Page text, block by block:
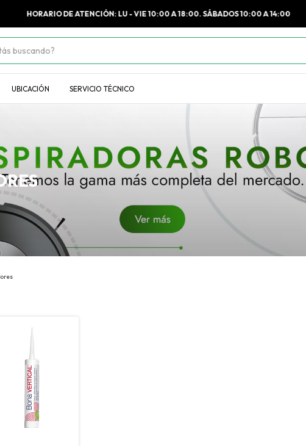
HORARIO DE ATENCIÓN: LU - VIE 10:00 A 18:00. SÁBADOS 10:00 A 14:00
UBICACIÓN SERVICIO TÉCNICO